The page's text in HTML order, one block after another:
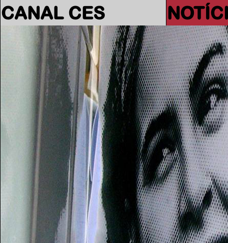
CANAL CES